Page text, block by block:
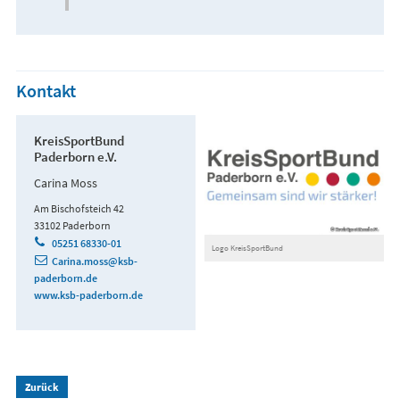
Kontakt
KreisSportBund
Paderborn e.V.
Carina Moss
Am Bischofsteich 42
33102 Paderborn
05251 68330-01
Carina.moss@ksb-
paderborn.de
www.ksb-paderborn.de
Logo KreisSportBund
Zurück